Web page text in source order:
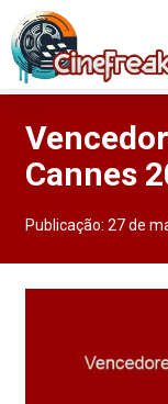
Cannes
Publicação:27 de